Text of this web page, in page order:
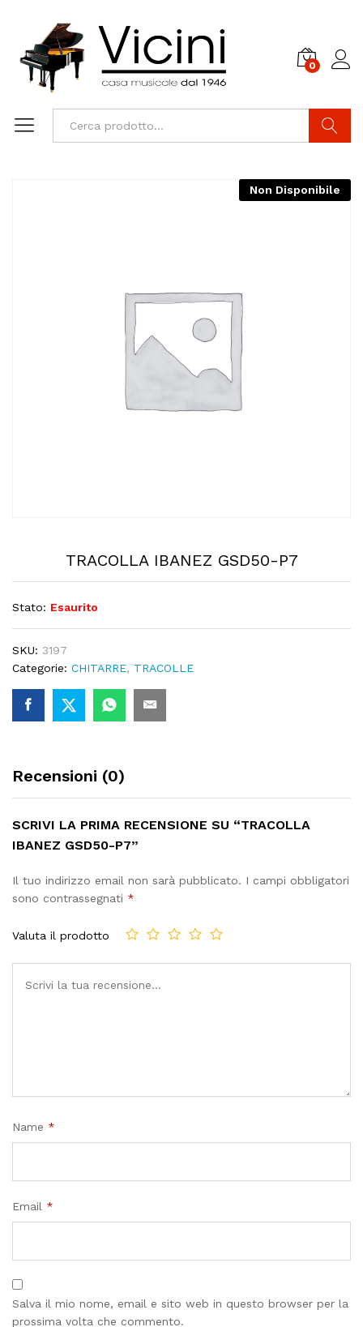
0
Non Disponibile
TRACOLLA IBANEZ GSD50-P7
Stato: Esaurito
SKU: 3197
Categorie: CHITARRE, TRACOLLE
Recensioni (0)
SCRIVI LA PRIMA RECENSIONE SU “TRACOLLA
IBANEZ GSD50-P7”
Il tuo indirizzo email non sarà pubblicato. I campi obbligatori
sono contrassegnati *
Valuta il prodotto
Name *
Email *
Salva il mio nome, email e sito web in questo browser per la
prossima volta che commento.